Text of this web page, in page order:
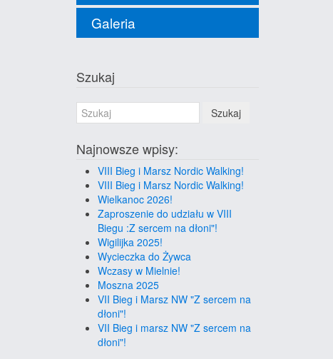
Galeria
Szukaj
Szukaj
Najnowsze wpisy:
VIII Bieg i Marsz Nordic Walking!
VIII Bieg i Marsz Nordic Walking!
Wielkanoc 2026!
Zaproszenie do udziału w VIII
Biegu :Z sercem na dłoni"!
Wigilijka 2025!
Wycieczka do Żywca
Wczasy w Mielnie!
Moszna 2025
VII Bieg i Marsz NW "Z sercem na
dłoni"!
VII Bieg i marsz NW "Z sercem na
dłoni"!